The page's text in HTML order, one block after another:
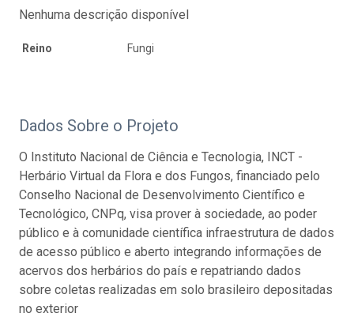
Nenhuma descrição disponível
Reino Fungi
Dados Sobre o Projeto
O Instituto Nacional de Ciência e Tecnologia, INCT -
Herbário Virtual da Flora e dos Fungos, financiado pelo
Conselho Nacional de Desenvolvimento Científico e
Tecnológico, CNPq, visa prover à sociedade, ao poder
público e à comunidade científica infraestrutura de dados
de acesso público e aberto integrando informações de
acervos dos herbários do país e repatriando dados
sobre coletas realizadas em solo brasileiro depositadas
no exterior